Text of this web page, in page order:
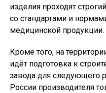
изделия проходят
со стандартами и
медицинской продукции.
Кроме того, на
идёт подготовка к
завода для следующего
России производителя